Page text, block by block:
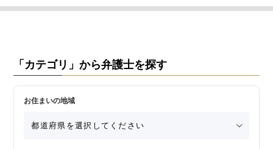
「カテゴリ」から弁護士を探す
お住まいの地域